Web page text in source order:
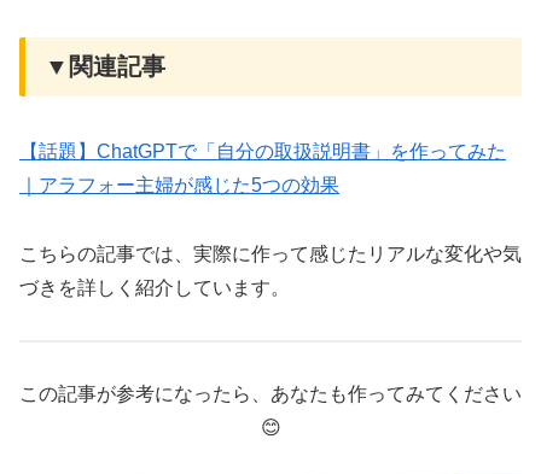
▼関連記事
【話題】ChatGPTで「自分の取扱説明書」を作ってみた
｜アラフォー主婦が感じた5つの効果
こちらの記事では、実際に作って感じたリアルな変化や気
づきを詳しく紹介しています。
この記事が参考になったら、あなたも作ってみてください
😊